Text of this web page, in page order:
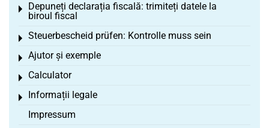
Depuneți declarația fiscală: trimiteți datele la
biroul fiscal
Toggle menu
Steuerbescheid prüfen: Kontrolle muss sein
Toggle menu
Ajutor și exemple
Toggle menu
Calculator
Toggle menu
Informații legale
Toggle menu
Impressum